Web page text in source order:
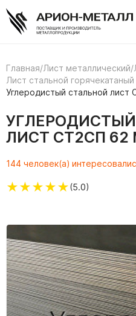
Главная/Лист металлический/
Лист стальной
Углеродистый стальной лист
ЛИСТ СТ2СП
144 человек(а)
★★★★★(5.0)